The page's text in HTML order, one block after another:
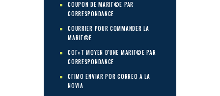
COUPON DE MARIГ©E PAR
CORRESPONDANCE
COURRIER POUR COMMANDER LA
MARIГ©E
COГ»T MOYEN D'UNE MARIГ©E PAR
CORRESPONDANCE
CГІMO ENVIAR POR CORREO A LA
NOVIA